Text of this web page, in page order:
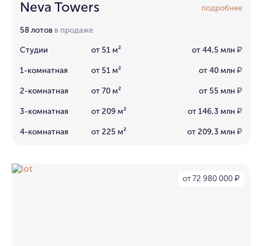
Neva Towers подробнее
58 лотов в продаже
Студии от 51 м² от 44,5 млн ₽
1-комнатная от 51 м² от 40 млн ₽
2-комнатная от 70 м² от 55 млн ₽
3-комнатная от 209 м² от 146,3 млн ₽
4-комнатная от 225 м² от 209,3 млн ₽
от 72 980 000 ₽